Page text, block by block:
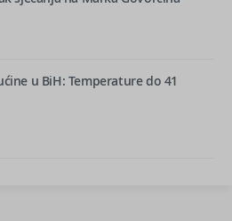
u BiH: Temperature do 41